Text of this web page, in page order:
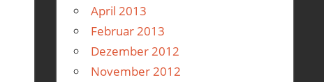
April 2013
Februar 2013
Dezember 2012
November 2012